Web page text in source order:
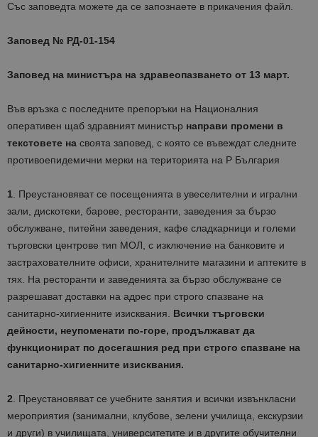
Със заповедта можете да се запознаете в прикачения файл.
Заповед № РД-01-154
Заповед на министъра на здравеопазването от 13 март.
Във връзка с последните препоръки на Националния
оперативен щаб здравният министър направи промени в
текстовете на своята заповед, с която се въвеждат следните
противоепидемични мерки на територията на Р България
1. Преустановяват се посещенията в увеселителни и игрални
зали, дискотеки, барове, ресторанти, заведения за бързо
обслужване, питейни заведения, кафе сладкарници и големи
търговски центрове тип МОЛ, с изключение на банковите и
застрахователните офиси, хранителните магазини и аптеките в
тях. На ресторанти и заведенията за бързо обслужване се
разрешават доставки на адрес при строго спазване на
санитарно-хигиенните изисквания. Всички търговски
дейности, неупоменати по-горе, продължават да
функционират по досегашния ред при строго спазване на
санитарно-хигиенните изисквания.
2. Преустановяват се учебните занятия и всички извънкласни
мероприятия (занимални, клубове, зелени училища, екскурзии
и други) в училищата, университетите и в другите обучителни